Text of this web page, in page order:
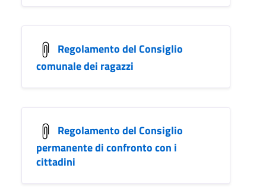
Regolamento del Consiglio
comunale dei ragazzi
Regolamento del Consiglio
permanente di confronto con i
cittadini